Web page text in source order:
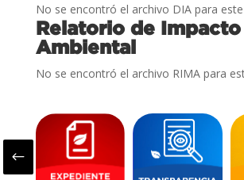
No se encontró el archivo DIA para
Relatorio de Impacto
Ambiental
No se encontró el archivo RIMA para
#